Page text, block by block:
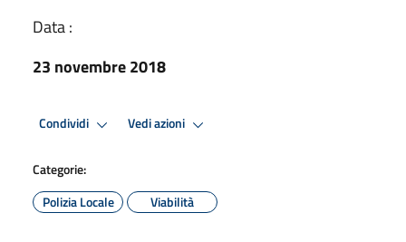
Data :
23 novembre 2018
Condividi Vedi azioni
Categorie:
Polizia Locale
Viabilità